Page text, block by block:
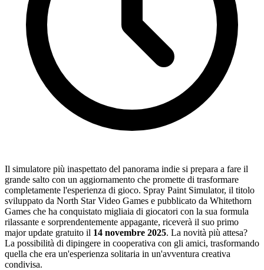
Il simulatore più inaspettato del panorama indie si prepara a fare il
grande salto con un aggiornamento che promette di trasformare
completamente l'esperienza di gioco. Spray Paint Simulator, il titolo
sviluppato da North Star Video Games e pubblicato da Whitethorn
Games che ha conquistato migliaia di giocatori con la sua formula
rilassante e sorprendentemente appagante, riceverà il suo primo
major update gratuito il 14 novembre 2025. La novità più attesa?
La possibilità di dipingere in cooperativa con gli amici, trasformando
quella che era un'esperienza solitaria in un'avventura creativa
condivisa.